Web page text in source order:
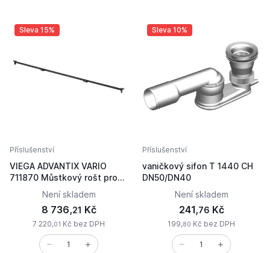
Sleva 15%
Příslušenství
VIEGA ADVANTIX VARIO
711870 Můstkový rošt pro
sprchový žlábek
Není skladem
8 736,21 Kč
7 220,01 Kč bez DPH
Sleva 10%
Příslušenství
vaničkový sifon T 1440 CH
DN50/DN40
Není skladem
241,76 Kč
199,80 Kč bez DPH